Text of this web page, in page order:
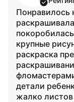
Понравилось
крупные
раскраска
детали
жалко